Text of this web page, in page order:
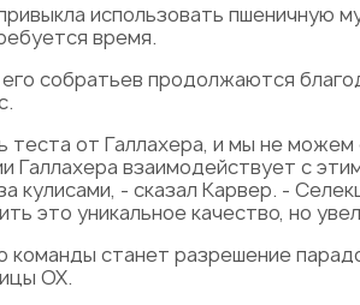
использовать пшеничную
время.
собратьев продолжаются
от Галлахера, и мы не
взаимодействует с
кулисами, - сказал Карвер. -
это уникальное качество, но
станет разрешение
OX.